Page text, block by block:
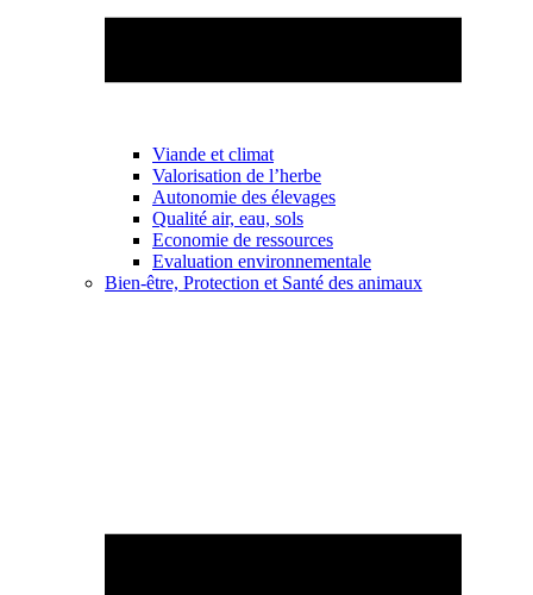
Viande et climat
Valorisation de l’herbe
Autonomie des élevages
Qualité air, eau, sols
Economie de ressources
Evaluation environnementale
Bien-être, Protection et Santé des animaux